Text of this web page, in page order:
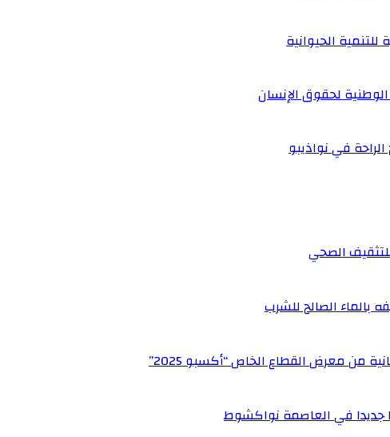
الحيوانية
لحقوق الإنسان
في نواذيبو
الصحي
بالماء الصالح للشرب
من معرض القطاع الخاص “أكسبو 2025”
جديدا في العاصمة نواكشوط